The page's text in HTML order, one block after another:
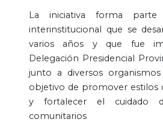
La iniciativa forma
interinstitucional que se
varios años y que fue
Delegación Presidencial
junto a diversos
objetivo de promover estilos
y fortalecer el cuidado
comunitarios